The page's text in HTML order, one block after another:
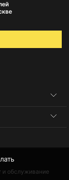
и обслуживание